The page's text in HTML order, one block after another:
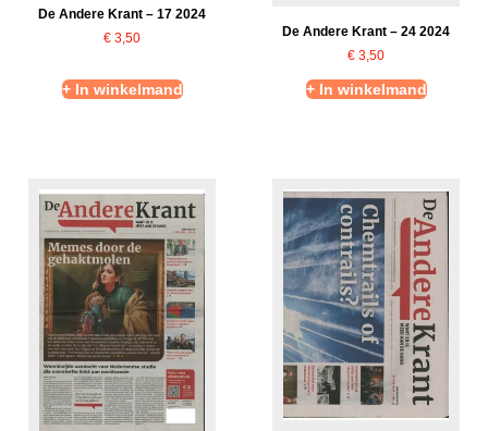
De Andere Krant – 17 2024
€ 3,50
+ In winkelmand
De Andere Krant – 24 2024
€ 3,50
+ In winkelmand